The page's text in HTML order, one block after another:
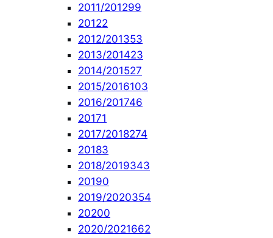
2011/201299
20122
2012/201353
2013/201423
2014/201527
2015/2016103
2016/201746
20171
2017/2018274
20183
2018/2019343
20190
2019/2020354
20200
2020/2021662